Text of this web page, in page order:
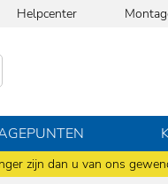
zijn dan u van ons
Helpcenter